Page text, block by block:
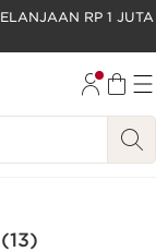
RP 1 JUTA
(13)